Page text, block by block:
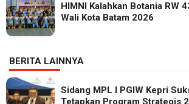
HIMNI Kalahkan Botania RW
Wali Kota Batam 2026
BERITA LAINNYA
Sidang MPL I PGIW Kepri
Tetapkan Program Strategis